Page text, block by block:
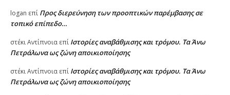
logan επί Προς διερεύνηση των προοπτικών παρέμβασης σε
τοπικό επίπεδο…
στέκι Αντίπνοια επί Ιστορίες αναβάθμισης και τρόμου. Τα Άνω
Πετράλωνα ως ζώνη αποικιοποίησης
στέκι Αντίπνοια επί Ιστορίες αναβάθμισης και τρόμου. Τα Άνω
Πετράλωνα ως ζώνη αποικιοποίησης